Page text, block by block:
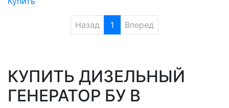
Назад 1 Вперед
КУПИТЬ ДИЗЕЛЬНЫЙ
ГЕНЕРАТОР БУ В